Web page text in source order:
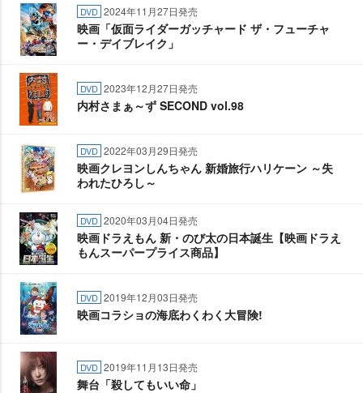
DVD 2024年11月27日発売
映画「仮面ライダーガッチャード ザ・フューチャ
ー・デイブレイク」
DVD 2023年12月27日発売
内村さまぁ～ず SECOND vol.98
DVD 2022年03月29日発売
映画クレヨンしんちゃん 新婚旅行ハリケーン ～失
われたひろし～
DVD 2020年03月04日発売
映画ドラえもん 新・のび太の日本誕生【映画ドラえ
もんスーパープライス商品】
DVD 2019年12月03日発売
映画コラショの海底わくわく大冒険!
DVD 2019年11月13日発売
舞台「殺してもいい命」